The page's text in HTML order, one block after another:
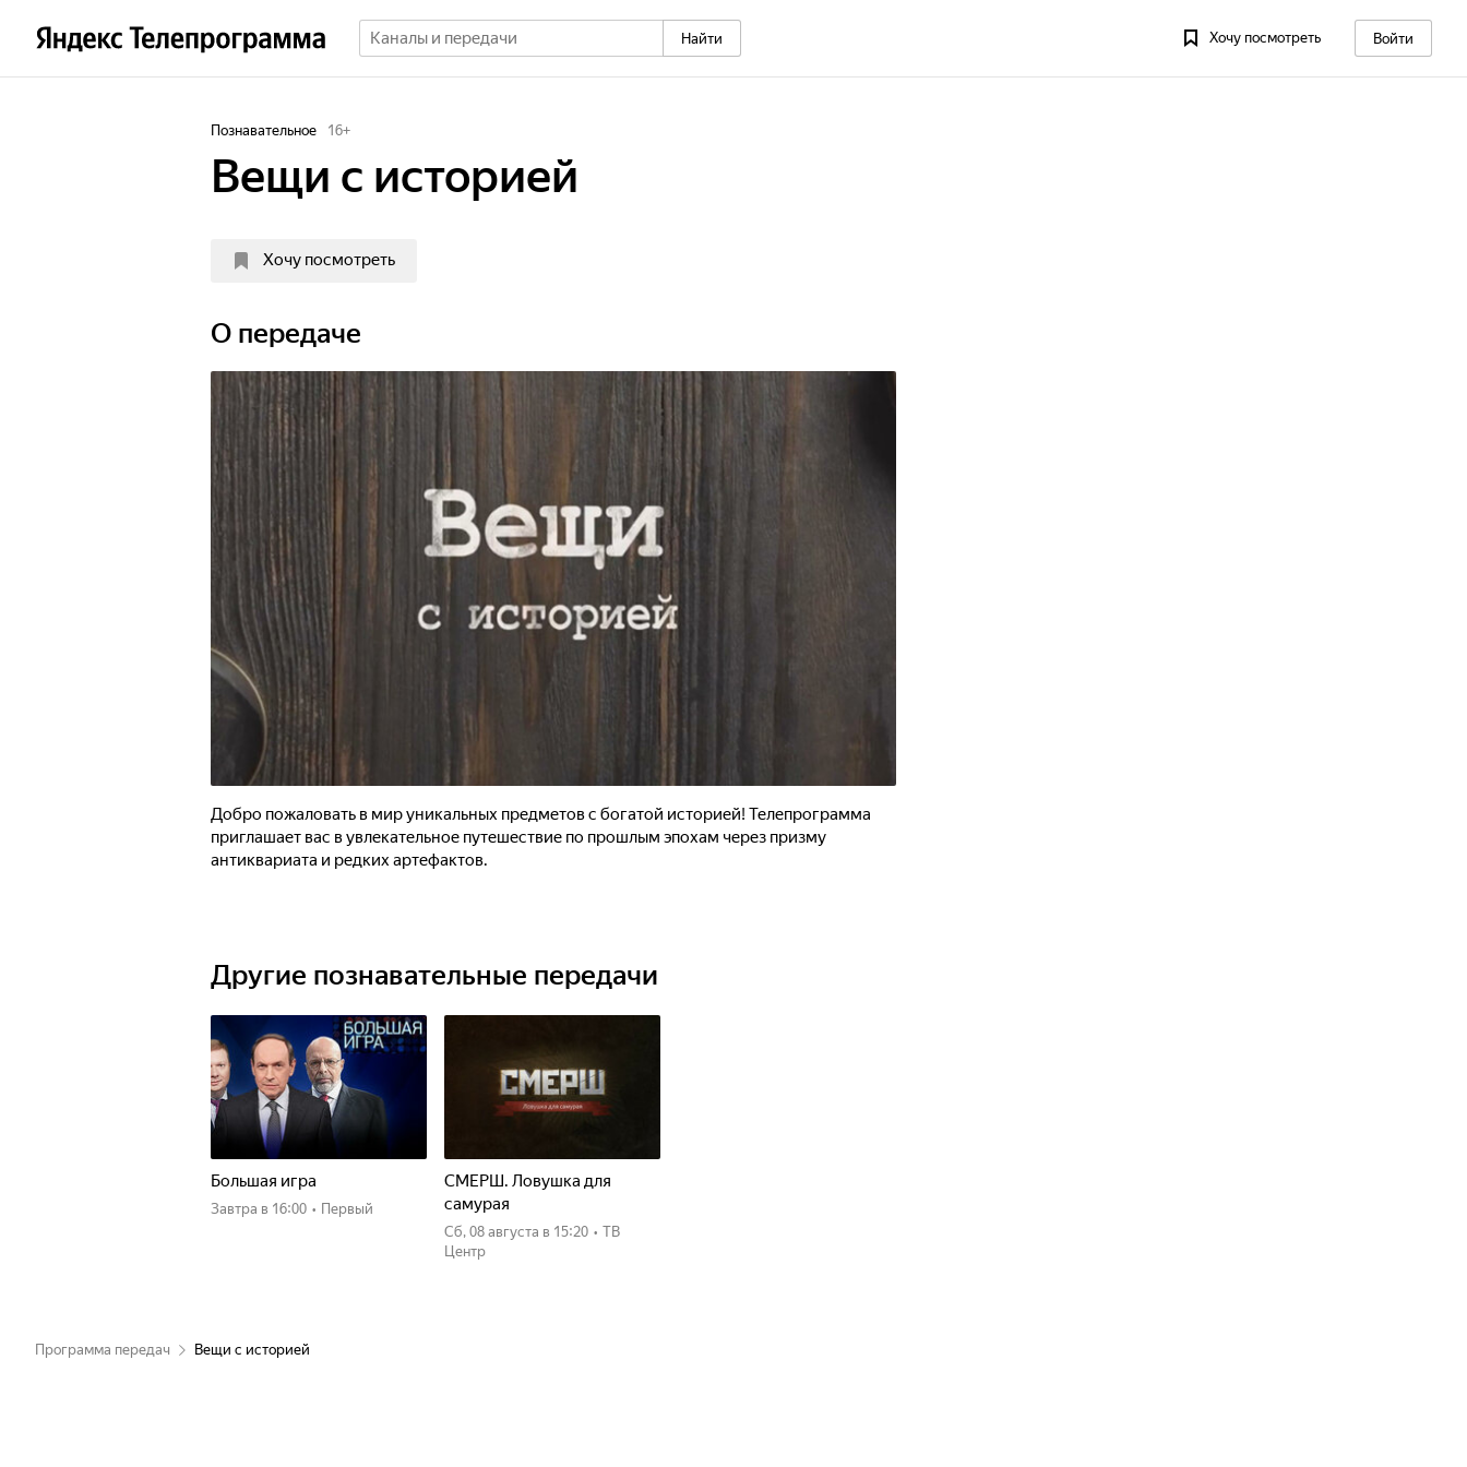
Найти Хочу посмотреть Войти
Познавательное 16+
Вещи с историей
Хочу посмотреть
О передаче
Добро пожаловать в мир уникальных предметов с богатой историей! Телепрограмма
приглашает вас в увлекательное путешествие по прошлым эпохам через призму
антиквариата и редких артефактов.
Другие познавательные передачи
Большая игра
Завтра в 16:00 • Первый
СМЕРШ. Ловушка для
самурая
сб, 08 августа в 15:20 • ТВ
Центр
Программа передач Вещи с историей